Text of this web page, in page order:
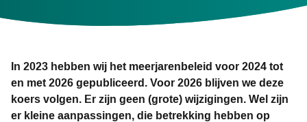
In 2023 hebben wij het meerjarenbeleid voor 2024 tot
en met 2026 gepubliceerd. Voor 2026 blijven we deze
koers volgen. Er zijn geen (grote) wijzigingen. Wel zijn
er kleine aanpassingen, die betrekking hebben op